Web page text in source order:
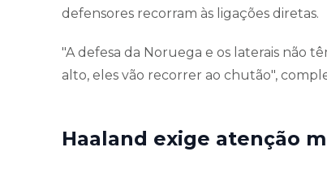
defensores recorram às ligações diretas.
"A defesa da Noruega e os laterais não
alto, eles vão recorrer ao chutão",
Haaland exige atenção